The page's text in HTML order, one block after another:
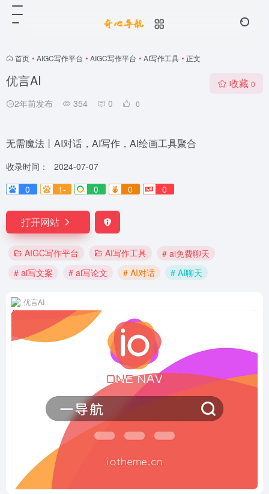
首页 • AIGC写作平台 • AIGC写作平台 • AI写作工具 • 正文
优言AI
2年前发布 354 0 0
收藏 0
无需魔法丨AI对话，AI写作，AI绘画工具聚合
收录时间：
2024-07-07
0
1- 0 0 0
打开网站
AIGC写作平台 AI写作工具
# ai免费聊天
# ai写文案
# ai写论文 # AI对话 # AI聊天
优言AI